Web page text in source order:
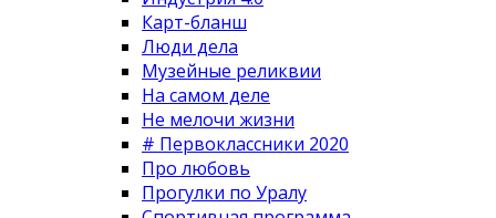
Карт-бланш
Люди дела
Музейные реликвии
На самом деле
Не мелочи жизни
# Первоклассники 2020
Про любовь
Прогулки по Уралу